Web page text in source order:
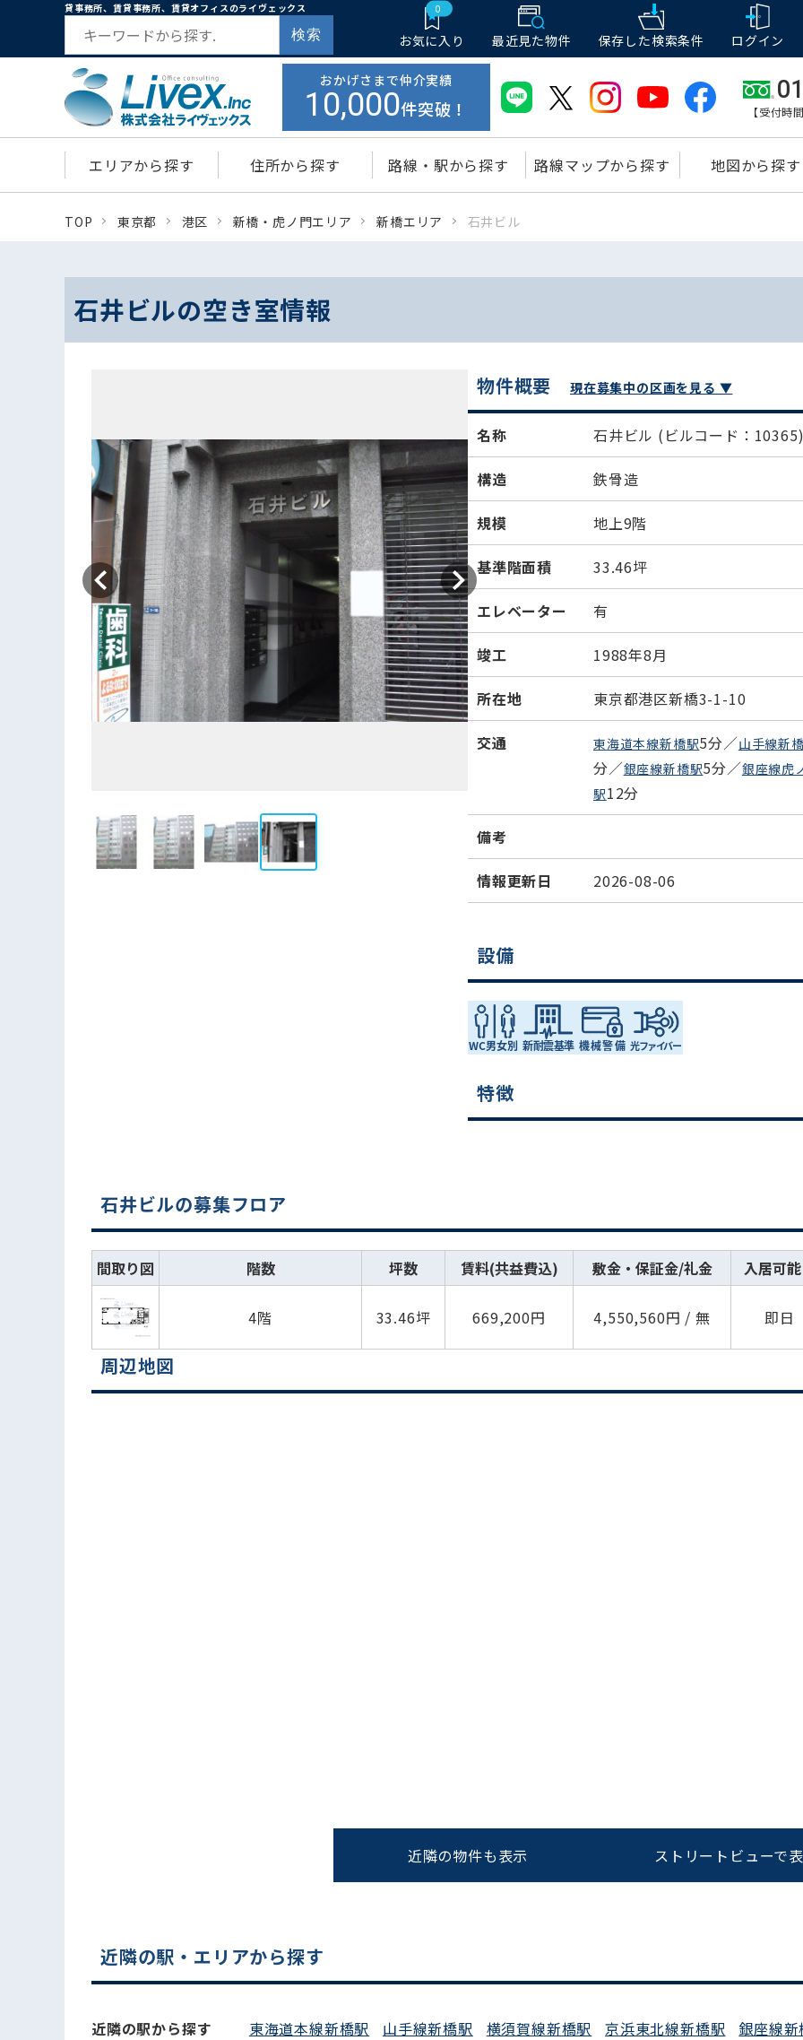
貸事務所、賃貸事務所、賃貸オフィスのライヴェックス
検索
0
お気に入り 最近見た物件 保存した検索条件 ログイン
おかげさまで仲介実績
10,000件突破！ 【受付時
エリアから探す 住所から探す 路線・駅から探す 路線マップから探す 地図から探す
TOP 東京都 港区 新橋・虎ノ門エリア 新橋エリア 石井ビル
石井ビルの空き室情報
物件概要 現在募集中の区画を見る ▼
名称 石井ビル (ビルコード：10365)
構造 鉄骨造
規模 地上9階
基準階面積 33.46坪
エレベーター 有
竣工 1988年8月
所在地 東京都港区新橋3-1-10
交通 東海道本線新橋駅5分／山手線新
分／銀座線新橋駅5分／銀座線虎
駅12分
備考
情報更新日 2026-08-06
設備
特徴
石井ビルの募集フロア
間取り図 階数 坪数 賃料(共益費込) 敷金・保証金/礼金 入居可
4階 33.46坪 669,200円 4,550,560円 / 無 即日
0120-620-213
平日 9:00〜18:00
周辺地図
近隣の物件も表示 ストリートビューで
近隣の駅・エリアから探す
近隣の駅から探す 東海道本線新橋駅 山手線新橋駅 横須賀線新橋駅 京浜東北線新橋駅 銀座線新